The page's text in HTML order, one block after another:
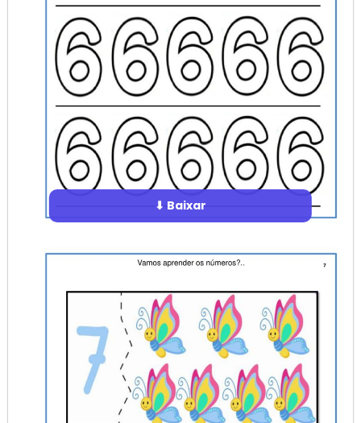
⬇ Baixar